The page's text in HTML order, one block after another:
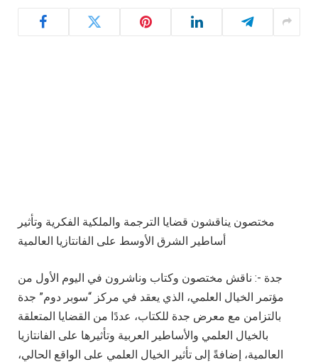
مختصون يناقشون قضايا الترجمة والملكية الفكرية وتأثير
أساطير الشرق الأوسط على الفانتازيا العالمية
جدة -: ناقش مختصون وكتاب وناشرون في اليوم الأول من
مؤتمر الخيال العلمي، الذي يعقد في مركز “سوبر دوم” جدة
بالتزامن مع معرض جدة للكتاب، عددًا من القضايا المتعلقة
بالخيال العلمي والأساطير العربية وتأثيرها على الفانتازيا
العالمية، إضافةً إلى تأثير الخيال العلمي على الواقع الحالي،